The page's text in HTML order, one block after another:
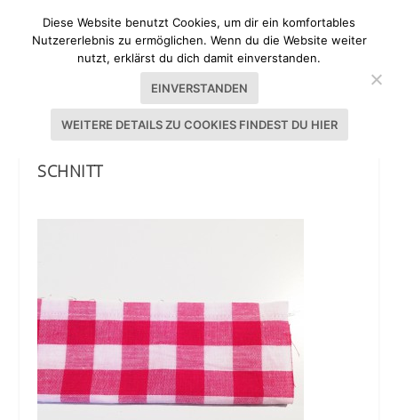
IKEATSCHE PIMPEN ANLEITUNG UND
SCHNITT
Diese Website benutzt Cookies, um dir ein komfortables
Nutzererlebnis zu ermöglichen. Wenn du die Website weiter
nutzt, erklärst du dich damit einverstanden.
EINVERSTANDEN
WEITERE DETAILS ZU COOKIES FINDEST DU HIER